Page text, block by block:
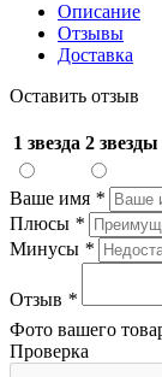
Описание
Отзывы
Доставка
Оставить отзыв
1 звезда 2 звезды
Ваше имя *
Плюсы *
Минусы *
Отзыв *
Фото вашего
Проверка